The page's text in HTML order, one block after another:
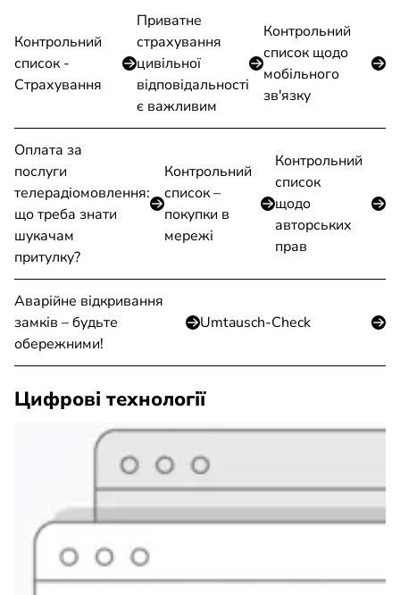
Контрольний
список -
Страхування
Приватне
страхування
цивільної
відповідальності
є важливим
Контрольний
список щодо
мобільного
зв'язку
Оплата за
послуги
телерадіомовлення:
що треба знати
шукачам
притулку?
Контрольний
список –
покупки в
мережі
Контрольний
список
щодо
авторських
прав
Аварійне відкривання
замків – будьте
обережними!
Umtausch-Check
Цифрові технології